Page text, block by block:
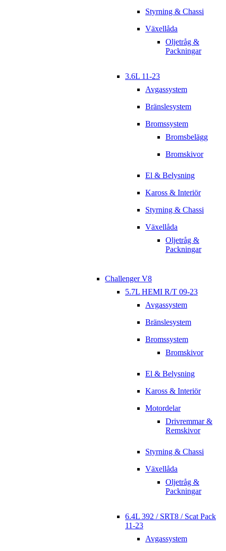
Styrning & Chassi
Växellåda
Oljetråg &
Packningar
3.6L 11-23
Avgassystem
Bränslesystem
Bromssystem
Bromsbelägg
Bromskivor
El & Belysning
Kaross & Interiör
Styrning & Chassi
Växellåda
Oljetråg &
Packningar
Challenger V8
5.7L HEMI R/T 09-23
Avgassystem
Bränslesystem
Bromssystem
Bromskivor
El & Belysning
Kaross & Interiör
Motordelar
Drivremmar &
Remskivor
Styrning & Chassi
Växellåda
Oljetråg &
Packningar
6.4L 392 / SRT8 / Scat Pack
11-23
Avgassystem